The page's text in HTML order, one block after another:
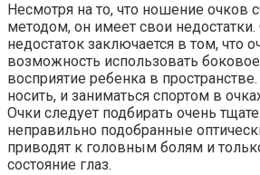
Несмотря на то, что ношение очков
методом, он имеет свои
недостаток заключается в том, что
возможность использовать
восприятие ребенка в
носить, и заниматься спортом в
Очки следует подбирать очень
неправильно подобранные
приводят к головным болям и
состояние глаз.